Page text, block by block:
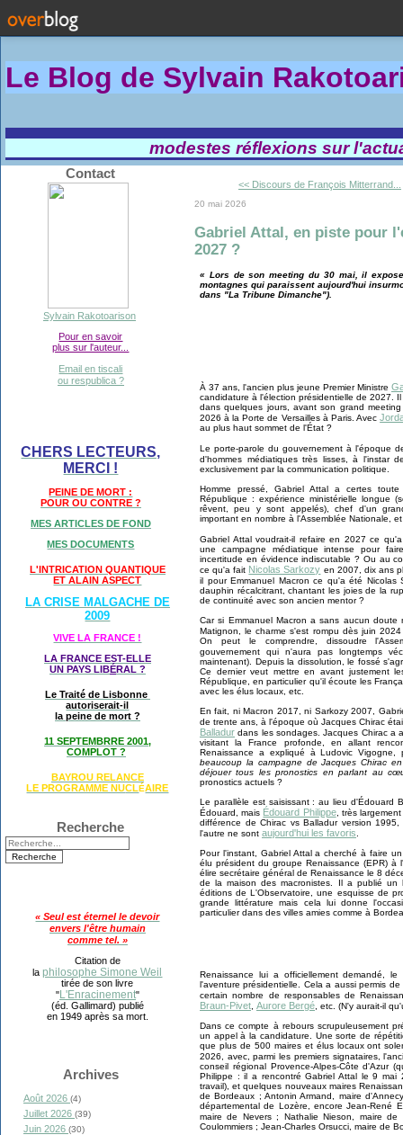
Le Blog de Sylvain Rakotoa
modestes réflexions sur
Contact
Sylvain Rakotoarison
Pour en savoir
plus sur l'auteur...
Email en tiscali
ou respublica ?
CHERS LECTEURS,
MERCI !
PEINE DE MORT :
POUR OU CONTRE ?
MES ARTICLES DE FOND
MES DOCUMENTS
L'INTRICATION QUANTIQUE
ET ALAIN ASPECT
LA CRISE MALGACHE DE
2009
VIVE LA FRANCE !
LA FRANCE EST-ELLE
UN PAYS LIBÉRAL ?
Le Traité de Lisbonne
autoriserait-il
la peine de mort ?
11 SEPTEMBRRE 2001,
COMPLOT ?
BAYROU RELANCE
LE PROGRAMME NUCLÉAIRE
Recherche
« Seul est éternel le devoir
envers l'être humain
comme tel. »
Citation de
laphilosophe Simone Weil
tirée de son livre
"L'Enracinement"
(éd. Gallimard) publié
en 1949 après sa mort.
Archives
Août 2026 (4)
Juillet 2026 (39)
Juin 2026 (30)
<< Discours de François Mitterrand...
20 mai 2026
Gabriel Attal, en piste pour
2027 ?
« Lors de son meeting du 30 mai, il
montagnes qui paraissent aujourd'hui
dans "La Tribune Dimanche").
À 37 ans, l'ancien plus jeune Premier Ministre
candidature à l'élection présidentielle de 2027.
dans quelques jours, avant son grand
2026 à la Porte de Versailles à Paris. Avec
au plus haut sommet de l'État ?
Le porte-parole du gouvernement à l'époque
d'hommes médiatiques très lisses, à l'instar
exclusivement par la communication politique.
Homme pressé, Gabriel Attal a certes
République : expérience ministérielle longue
rêvent, peu y sont appelés), chef d'un
important en nombre à l'Assemblée Nationale,
Gabriel Attal voudrait-il refaire en 2027 ce
une campagne médiatique intense pour
incertitude en évidence indiscutable ? Ou au
ce qu'a fait Nicolas Sarkozy en 2007, dix ans
il pour Emmanuel Macron ce qu'a été Nicolas
dauphin récalcitrant, chantant les joies de la
de continuité avec son ancien mentor ?
Car si Emmanuel Macron a sans aucun
Matignon, le charme s'est rompu dès juin
On peut le comprendre, dissoudre
gouvernement qui n'aura pas longtemps
maintenant). Depuis la dissolution, le fossé
Ce dernier veut mettre en avant justement
République, en particulier qu'il écoute les
avec les élus locaux, etc.
En fait, ni Macron 2017, ni Sarkozy 2007,
de trente ans, à l'époque où Jacques Chirac
Balladur dans les sondages. Jacques Chirac a
visitant la France profonde, en allant
Renaissance a expliqué à Ludovic
beaucoup la campagne de Jacques Chirac
déjouer tous les pronostics en parlant au
pronostics actuels ?
Le parallèle est saisissant : au lieu d'Édouard
Édouard, mais Édouard Philippe, très
différence de Chirac vs Balladur version
l'autre ne sont aujourd'hui les favoris
Pour l'instant, Gabriel Attal a cherché à faire
élu président du groupe Renaissance (EPR)
élire secrétaire général de Renaissance le 8
de la maison des macronistes. Il a publié
éditions de L'Observatoire, une esquisse de
grande littérature mais cela lui donne
particulier dans des villes amies comme à
Renaissance lui a officiellement demandé,
l'aventure présidentielle. Cela a aussi permis
certain nombre de responsables de
Braun-Pivet Aurore Bergé , etc. (N'y aurait-il
Dans ce compte à rebours scrupuleusement
un appel à la candidature. Une sorte de
que plus de 500 maires et élus locaux ont
2026, avec, parmi les premiers signataires,
conseil régional Provence-Alpes-Côte d'Azur
Philippe : il a rencontré Gabriel Attal le 9 mai
travail), et quelques nouveaux maires
de Bordeaux ; Antonin Armand, maire
départemental de Lozère, encore Jean-René
maire de Nevers ; Nathalie Nieson, maire
Coulommiers ; Jean-Charles Orsucci, maire de